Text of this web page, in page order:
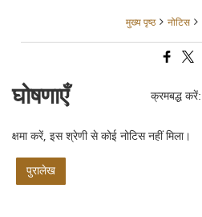
मुख्य पृष्ठ नोटिस
घोषणाएँ क्रमबद्ध करें:
क्षमा करें, इस श्रेणी से कोई नोटिस नहीं मिला।
पुरालेख